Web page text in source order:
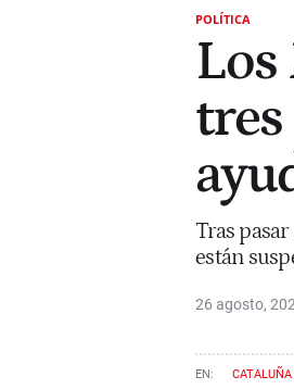
POLÍTICA
Los
Tras
están
26 agosto,
CATALUÑA